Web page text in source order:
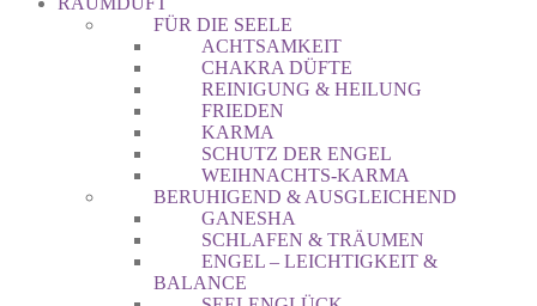
FÜR DIE SEELE
ACHTSAMKEIT
CHAKRA DÜFTE
REINIGUNG & HEILUNG
FRIEDEN
KARMA
SCHUTZ DER ENGEL
WEIHNACHTS-KARMA
BERUHIGEND & AUSGLEICHEND
GANESHA
SCHLAFEN & TRÄUMEN
ENGEL – LEICHTIGKEIT &
BALANCE